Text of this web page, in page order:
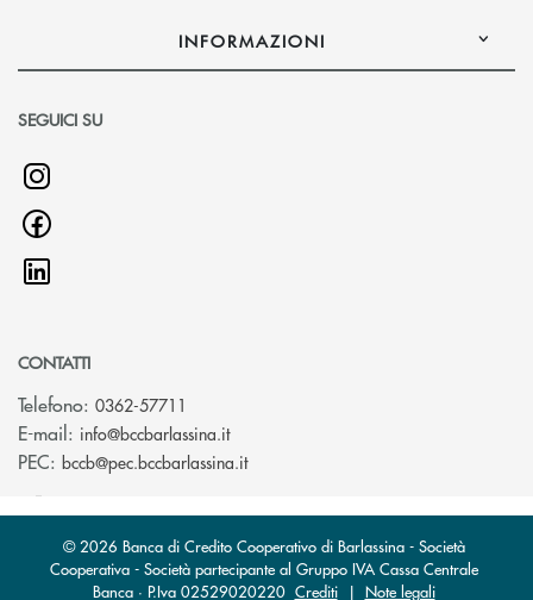
INFORMAZIONI
SEGUICI SU
CONTATTI
Telefono: 0362-57711
E-mail: info@bccbarlassina.it(si apre l’app di posta elettronica)
PEC: bccb@pec.bccbarlassina.it(si apre l’app di posta elettronica)
© 2026 Banca di Credito Cooperativo di Barlassina - Società
Cooperativa - Società partecipante al Gruppo IVA Cassa Centrale
Banca · P.Iva 02529020220 Crediti| Note legali